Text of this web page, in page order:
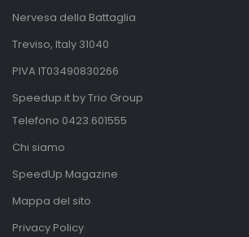
Nervesa della Battaglia
Treviso, Italy 31040
PIVA IT03490830266
Speedup.it by Trio Group
Telefono 0423.601555
Chi siamo
SpeedUp Magazine
Mappa del sito
Privacy Policy